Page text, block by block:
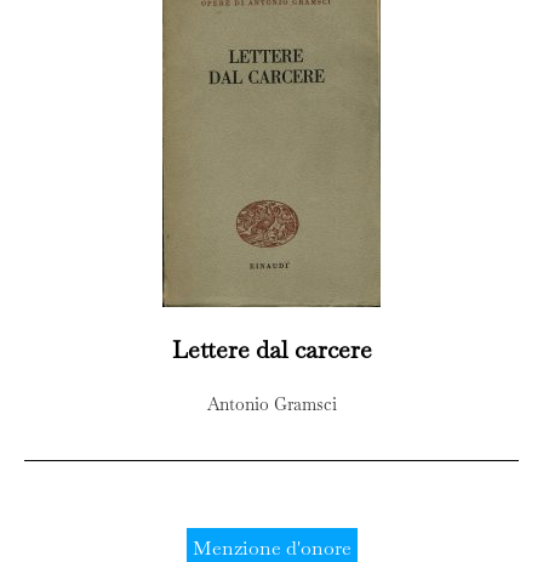
Lettere dal carcere
Antonio Gramsci
Menzione d'onore